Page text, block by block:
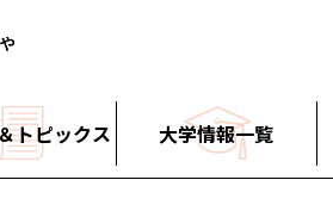
トピックス 大学情報一覧